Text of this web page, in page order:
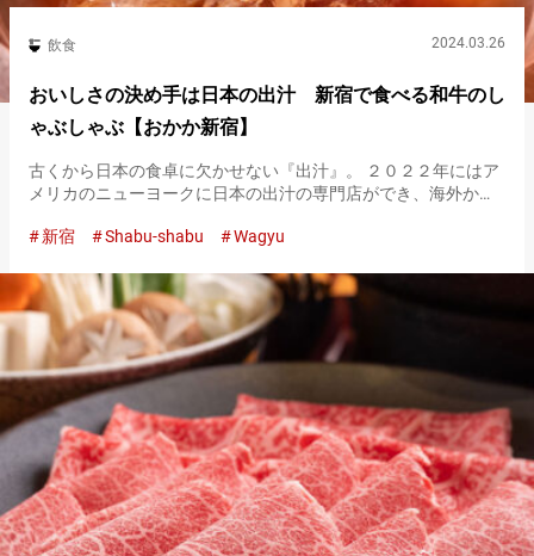
飲食 2024.03.26
おいしさの決め手は日本の出汁 新宿で食べる和牛のし
ゃぶしゃぶ【おかか新宿】
古くから日本の食卓に欠かせない『出汁』。 ２０２２年にはア
メリカのニューヨークに日本の出汁の専門店ができ、海外から
何かを知るため、Umami bites編集部が訪れたのは、新宿にあ
新宿 Shabu-shabu Wagyu